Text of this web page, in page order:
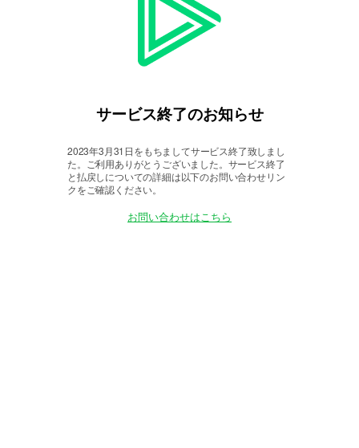
サービス終了のお知らせ
2023年3月31日をもちましてサービス終了致しまし
た。
ご利用ありがとうございました。サービス終了
と払戻しについての詳細は以下のお問い合わせリン
クをご確認ください。
お問い合わせはこちら